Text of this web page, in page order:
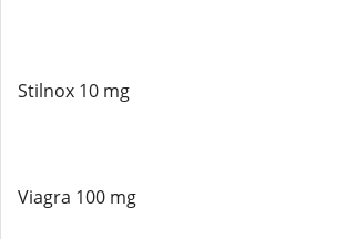
Stilnox 10 mg
Viagra 100 mg